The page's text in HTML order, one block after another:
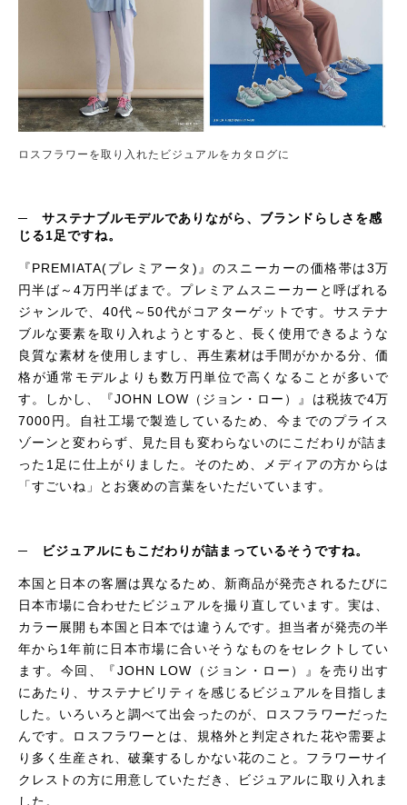
ロスフラワーを取り入れたビジュアルをカタログに
─ サステナブルモデルでありながら、ブランドらしさを感
じる1足ですね。
『PREMIATA(プレミアータ)』のスニーカーの価格帯は3万
円半ば～4万円半ばまで。プレミアムスニーカーと呼ばれる
ジャンルで、40代～50代がコアターゲットです。サステナ
ブルな要素を取り入れようとすると、長く使用できるような
良質な素材を使用しますし、再生素材は手間がかかる分、価
格が通常モデルよりも数万円単位で高くなることが多いで
す。しかし、『JOHN LOW （ジョン・ロー）』は税抜で4万
7000円。自社工場で製造しているため、今までのプライス
ゾーンと変わらず、見た目も変わらないのにこだわりが詰ま
った1足に仕上がりました。そのため、メディアの方からは
「すごいね」とお褒めの言葉をいただいています。
─ ビジュアルにもこだわりが詰まっているそうですね。
本国と日本の客層は異なるため、新商品が発売されるたびに
日本市場に合わせたビジュアルを撮り直しています。実は、
カラー展開も本国と日本では違うんです。担当者が発売の半
年から1年前に日本市場に合いそうなものをセレクトしてい
ます。今回、『JOHN LOW （ジョン・ロー）』を売り出す
にあたり、サステナビリティを感じるビジュアルを目指しま
した。いろいろと調べて出会ったのが、ロスフラワーだった
んです。ロスフラワーとは、規格外と判定された花や需要よ
り多く生産され、破棄するしかない花のこと。フラワーサイ
クレストの方に用意していただき、ビジュアルに取り入れま
した。